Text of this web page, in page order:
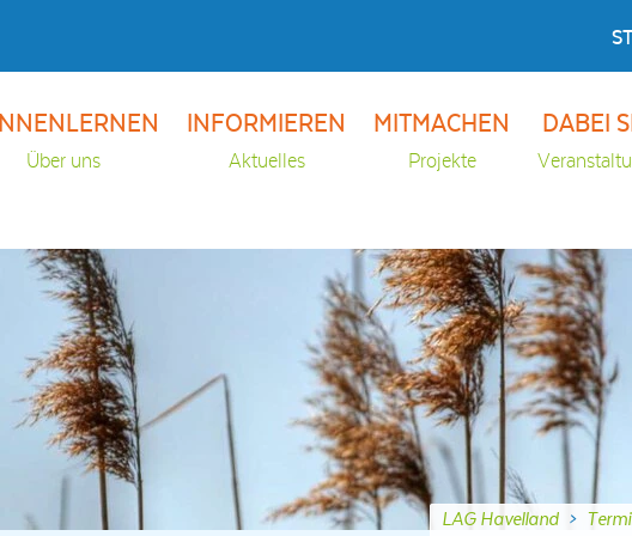
Über uns
INFORMIEREN
Aktuelles
MITMACHEN
Projekte
DABEI
LAG Havelland >